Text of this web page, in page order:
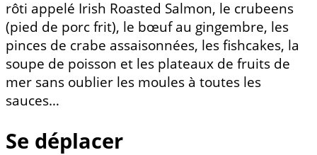
rôti appelé Irish Roasted Salmon, le crubeens
(pied de porc frit), le bœuf au gingembre, les
pinces de crabe assaisonnées, les fishcakes, la
soupe de poisson et les plateaux de fruits de
mer sans oublier les moules à toutes les
sauces…
Se déplacer